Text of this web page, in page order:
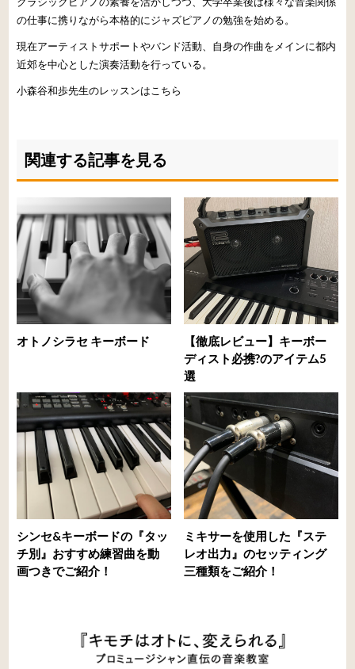
の仕事に携りながら本格的にジャズピアノの勉強を始める。
現在アーティストサポートやバンド活動、自身の作曲をメインに都内
近郊を中心とした演奏活動を行っている。
小森谷和歩先生のレッスンはこちら
関連する記事を見る
オトノシラセ キーボード
【徹底レビュー】キーボー
ディスト必携?のアイテム5
選
シンセ&キーボードの『タッ
チ別』おすすめ練習曲を動
画つきでご紹介！
ミキサーを使用した『ステ
レオ出力』のセッティング
三種類をご紹介！